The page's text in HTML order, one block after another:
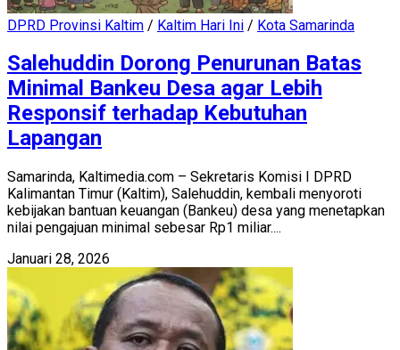
DPRD Provinsi Kaltim / Kaltim Hari Ini / Kota Samarinda
Salehuddin Dorong Penurunan Batas
Minimal Bankeu Desa agar Lebih
Responsif terhadap Kebutuhan
Lapangan
Samarinda, Kaltimedia.com – Sekretaris Komisi I DPRD
Kalimantan Timur (Kaltim), Salehuddin, kembali menyoroti
kebijakan bantuan keuangan (Bankeu) desa yang menetapkan
nilai pengajuan minimal sebesar Rp1 miliar....
Januari 28, 2026